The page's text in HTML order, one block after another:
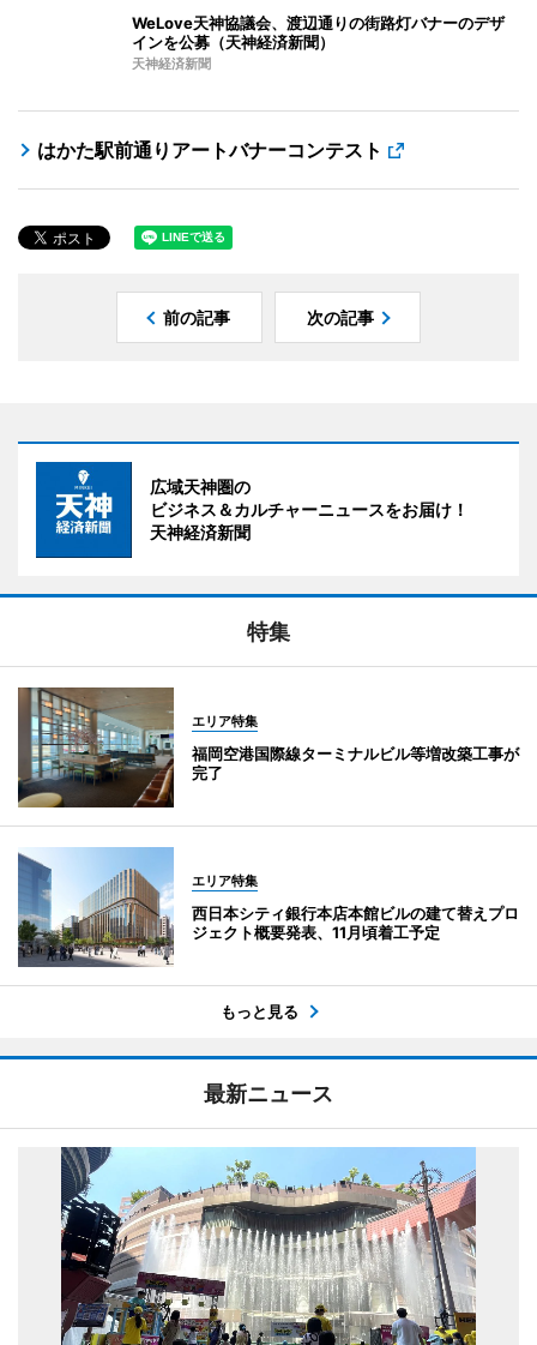
WeLove天神協議会、渡辺通りの街路灯バナーのデザ
インを公募（天神経済新聞）
天神経済新聞
はかた駅前通りアートバナーコンテスト
前の記事 次の記事
広域天神圏の
ビジネス＆カルチャーニュースをお届け！
天神経済新聞
特集
エリア特集
福岡空港国際線ターミナルビル等増改築工事が
完了
エリア特集
西日本シティ銀行本店本館ビルの建て替えプロ
ジェクト概要発表、11月頃着工予定
もっと見る
最新ニュース